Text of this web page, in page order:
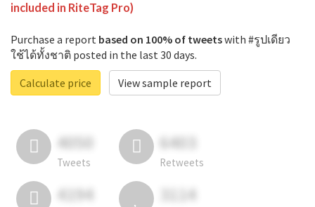
included in RiteTag Pro)
Purchase a report based on 100% of tweetswith #รูปเดียว
ใช้ได้ทั้งชาติ posted in the last 30 days.
Calculate price
View sample report
4050
Tweets
6403
Retweets
4194 3114